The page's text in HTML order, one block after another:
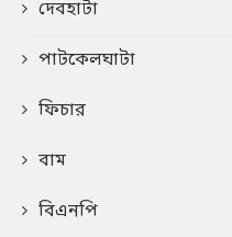
দেবহাটা
পাটকেলঘাটা
ফিচার
বাম
বিএনপি